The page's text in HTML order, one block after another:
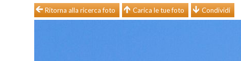
Ritorna alla ricerca foto Carica le tue foto Condividi